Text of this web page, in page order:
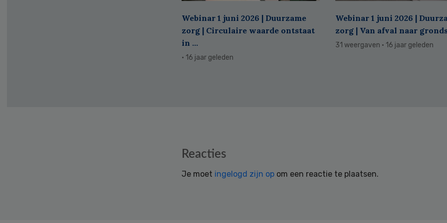
Webinar 1 juni 2026 | Duurzame
zorg | Circulaire waarde ontstaat
in ...
· 16 jaar geleden
Webinar 1 juni 2026 |
zorg | Van afval naar
31 weergaven · 16 jaar geleden
Reacties
Je moet ingelogd zijn op om een reactie te plaatsen.